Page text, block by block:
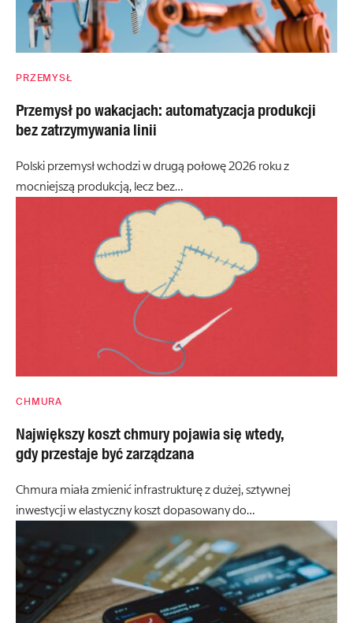
PRZEMYSŁ
Przemysł po wakacjach: automatyzacja produkcji
bez zatrzymywania linii
Polski przemysł wchodzi w drugą połowę 2026 roku z
mocniejszą produkcją, lecz bez…
CHMURA
Największy koszt chmury pojawia się wtedy,
gdy przestaje być zarządzana
Chmura miała zmienić infrastrukturę z dużej, sztywnej
inwestycji w elastyczny koszt dopasowany do…